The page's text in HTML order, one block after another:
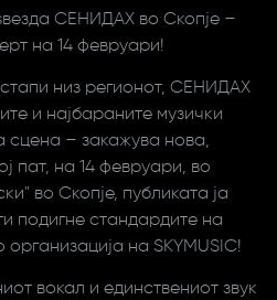
СЕНИДАХ во Скопје –
на 14 февруари!
низ регионот, СЕНИДАХ
и најбараните музички
сцена – закажува нова,
пат, на 14 февруари, во
во Скопје, публиката ја
подигне стандардите на
на SKYMUSIC!
вокал и единствениот звук